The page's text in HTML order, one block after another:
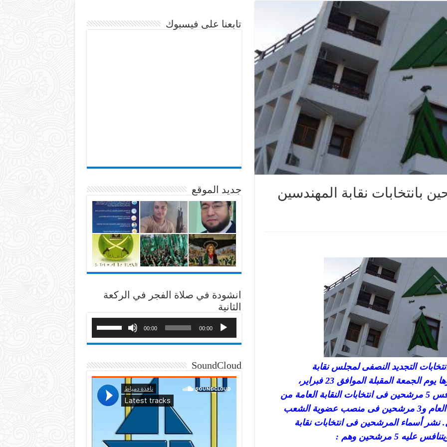
بانتخابات نقابة المهندسين
التجديد النصفى لمجلس نقابة
المهندسين بدمياط، المقرر إجراؤها يوم الجمعة المقبلة الموافق 23 فبراير،
لاختيار النقيب و7 أعضاء، كما يتنافس 5 مرشحين فى انتخابات النقابة العامة من
بينهم مرشح على منصب النقيب العام و3 مرشحين فى منصب عضوية الشعب
أسماء المرشحين فى انتخابات نقابة
5 مرشحين وهم :
تابعنا على فيسبوك
جديد الموقع
انشودة في صلاة الفجر في الركعة
الثانية
00:00
00:00
SoundCloud